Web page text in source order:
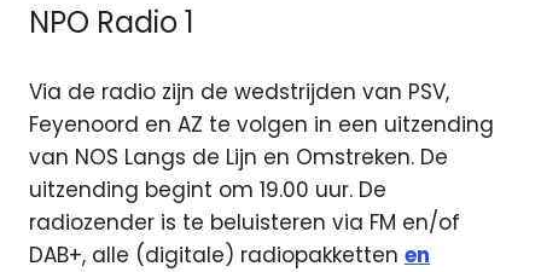
NPO Radio 1
Via de radio zijn de wedstrijden van PSV,
Feyenoord en AZ te volgen in een uitzending
van NOS Langs de Lijn en Omstreken. De
uitzending begint om 19.00 uur. De
radiozender is te beluisteren via FM en/of
DAB+, alle (digitale) radiopakketten en